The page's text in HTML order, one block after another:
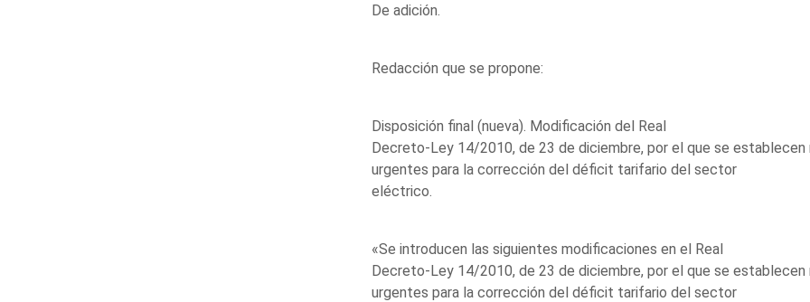
De adición.
Redacción que se propone:
Disposición final (nueva). Modificación del Real
Decreto-Ley 14/2010, de 23 de diciembre, por el que se establecen
urgentes para la corrección del déficit tarifario del sector
eléctrico.
«Se introducen las siguientes modificaciones en el Real
Decreto-Ley 14/2010, de 23 de diciembre, por el que se establecen
urgentes para la corrección del déficit tarifario del sector